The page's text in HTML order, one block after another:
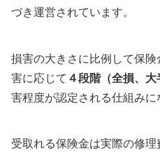
づき運営されています。
損害の大きさに比例して保
害に応じて ４段階（全損、大
害程度が認定される仕組みに
受取れる保険金は実際の修